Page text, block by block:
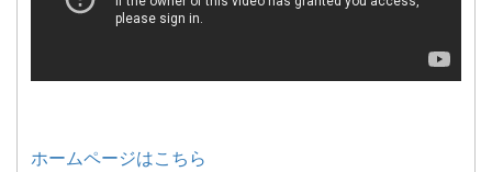
ホームページはこちら